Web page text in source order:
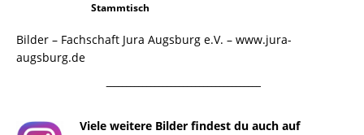
Stammtisch
Bilder – Fachschaft Jura Augsburg e.V. – www.jura-
augsburg.de
¯¯¯¯¯¯¯¯¯¯¯¯¯¯¯¯¯¯¯¯¯¯¯¯¯¯¯¯¯¯¯¯¯¯¯¯¯¯
Viele weitere Bilder findest du auch auf